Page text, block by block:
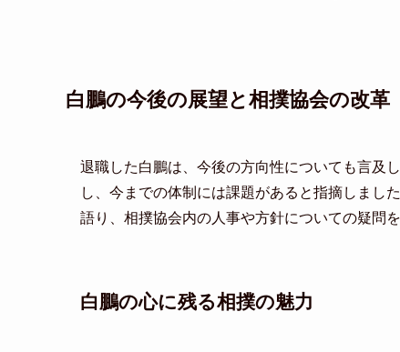
白鵬の今後の展望と相撲協会の改革
退職した白鵬は、今後の方向性についても言及
し、今までの体制には課題があると指摘しまし
語り、相撲協会内の人事や方針についての疑問
白鵬の心に残る相撲の魅力